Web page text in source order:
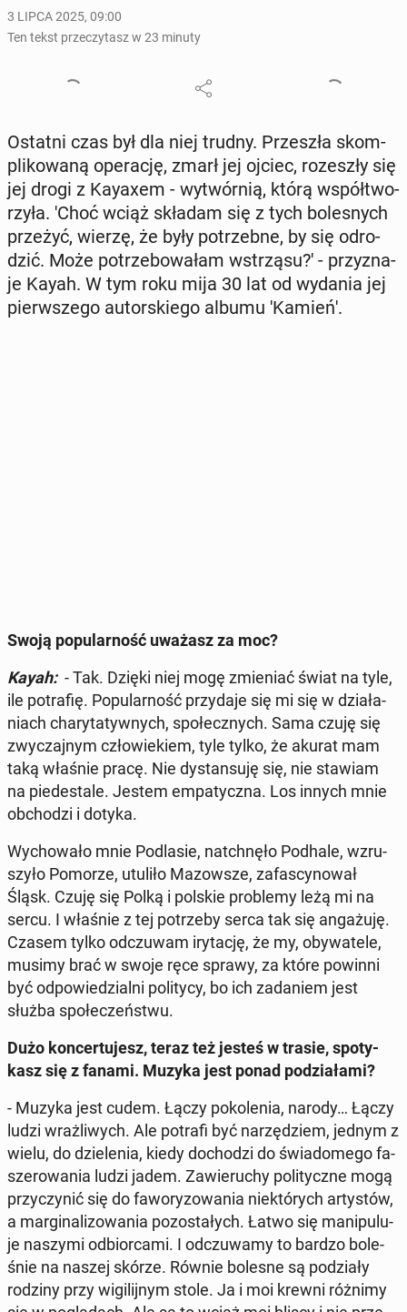
3 LIPCA 2025, 09:00
Ten tekst przeczytasz w 23 minuty
Ostatni czas był dla niej trudny. Prze­szła skom­
pli­ko­wa­ną ope­ra­cję, zmarł jej ojciec, ro­ze­szły się
jej drogi z Kayaxem - wy­twór­nią, którą współ­two­
rzy­ła. 'Choć wciąż składam się z tych bo­le­snych
przeżyć, wierzę, że były po­trzeb­ne, by się od­ro­
dzić. Może po­trze­bo­wa­łam wstrzą­su?' - przy­zna­
je Kayah. W tym roku mija 30 lat od wydania jej
pierw­sze­go au­tor­skie­go albumu 'Ka­mie­ń'.
Swoją po­pu­lar­ność uważasz za moc?
Kayah:- Tak. Dzięki niej mogę zmie­niać świat na tyle,
ile po­tra­fię. Po­pu­lar­ność przy­da­je się mi się w dzia­ła­
niach cha­ry­ta­tyw­nych, spo­łecz­nych. Sama czuję się
zwy­czaj­nym czło­wie­kiem, tyle tylko, że akurat mam
taką właśnie pracę. Nie dy­stan­su­ję się, nie stawiam
na pie­de­sta­le. Jestem em­pa­tycz­na. Los innych mnie
ob­cho­dzi i dotyka.
Wy­cho­wa­ło mnie Pod­la­sie, na­tchnę­ło Podhale, wzru­
szy­ło Pomorze, utuliło Ma­zow­sze, za­fa­scy­no­wał
Śląsk. Czuję się Polką i polskie pro­ble­my leżą mi na
sercu. I właśnie z tej po­trze­by serca tak się an­ga­żu­ję.
Czasem tylko od­czu­wam iry­ta­cję, że my, oby­wa­te­le,
musimy brać w swoje ręce sprawy, za które powinni
być od­po­wie­dzial­ni po­li­ty­cy, bo ich za­da­niem jest
służba spo­łe­czeń­stwu.
Dużo kon­cer­tu­jesz, teraz też jesteś w trasie, spo­ty­
kasz się z fanami. Muzyka jest ponad po­dzia­ła­mi?
- Muzyka jest cudem. Łączy po­ko­le­nia, narody… Łączy
ludzi wraż­li­wych. Ale potrafi być na­rzę­dziem, jednym z
wielu, do dzie­le­nia, kiedy do­cho­dzi do świa­do­me­go fa­
sze­ro­wa­nia ludzi jadem. Za­wie­ru­chy po­li­tycz­ne mogą
przy­czy­nić się do fa­wo­ry­zo­wa­nia nie­któ­rych ar­ty­stów,
a mar­gi­na­li­zo­wa­nia po­zo­sta­łych. Łatwo się ma­ni­pu­lu­
je naszymi od­bior­ca­mi. I od­czu­wa­my to bardzo bo­le­
śnie na naszej skórze. Równie bolesne są po­dzia­ły
rodziny przy wi­gi­lij­nym stole. Ja i moi krewni różnimy